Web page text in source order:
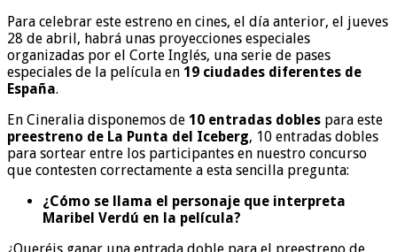
Para celebrar este estreno en cines, el día anterior, el jueves
28 de abril, habrá unas proyecciones especiales
organizadas por el Corte Inglés, una serie de pases
especiales de la película en 19 ciudades diferentes de
España.
En Cineralia disponemos de 10 entradas dobles para este
preestreno de La Punta del Iceberg, 10 entradas dobles
para sortear entre los participantes en nuestro concurso
que contesten correctamente a esta sencilla pregunta:
¿Cómo se llama el personaje que interpreta
Maribel Verdú en la película?